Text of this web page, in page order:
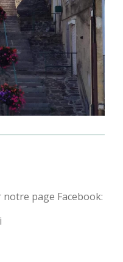
page Facebook: